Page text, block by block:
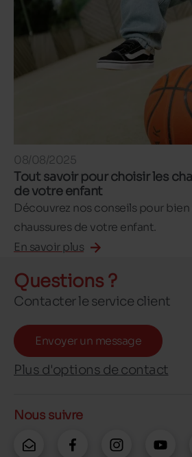
08/08/2025
Tout savoir pour choisir les
de votre enfant
Découvrez nos conseils pour
chaussures de votre enfant.
En savoir plus
Questions ?
Contacter le service client
Envoyer un message
Plus d'options de contact
Nous suivre